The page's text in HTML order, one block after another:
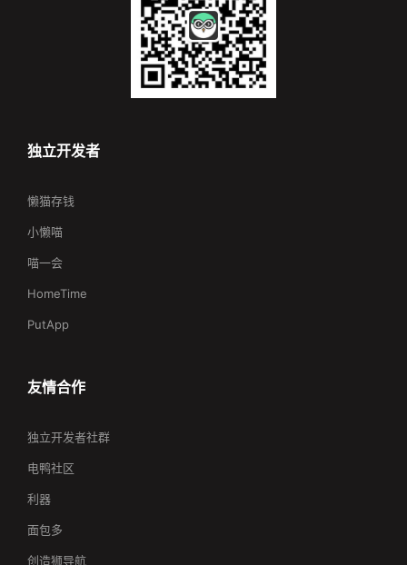
独立开发者
懒猫存钱
小懒喵
喵一会
HomeTime
PutApp
友情合作
独立开发者社群
电鸭社区
利器
面包多
创造狮导航